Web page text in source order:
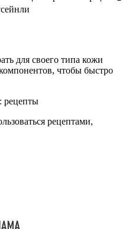
для своего типа кожи
чтобы быстро
рецептами,